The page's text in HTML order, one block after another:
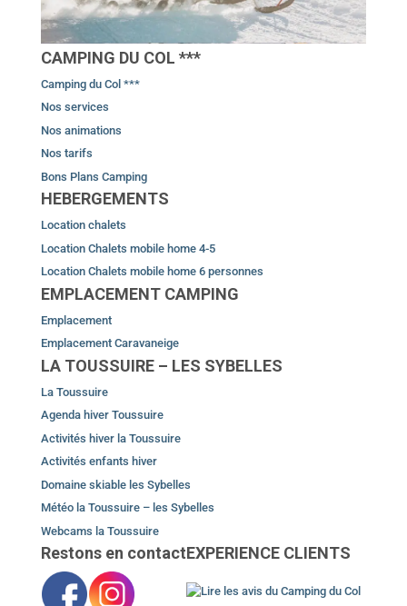
CAMPING DU COL ***
Camping du Col ***
Nos services
Nos animations
Nos tarifs
Bons Plans Camping
HEBERGEMENTS
Location chalets
Location Chalets mobile home 4-5
Location Chalets mobile home 6 personnes
EMPLACEMENT CAMPING
Emplacement
Emplacement Caravaneige
LA TOUSSUIRE – LES SYBELLES
La Toussuire
Agenda hiver Toussuire
Activités hiver la Toussuire
Activités enfants hiver
Domaine skiable les Sybelles
Météo la Toussuire – les Sybelles
Webcams la Toussuire
Restons en contactEXPERIENCE CLIENTS